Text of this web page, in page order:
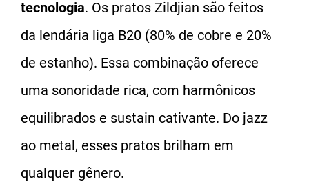
tecnologia. Os pratos Zildjian são feitos
da lendária liga B20 (80% de cobre e 20%
de estanho). Essa combinação oferece
uma sonoridade rica, com harmônicos
equilibrados e sustain cativante. Do jazz
ao metal, esses pratos brilham em
qualquer gênero.